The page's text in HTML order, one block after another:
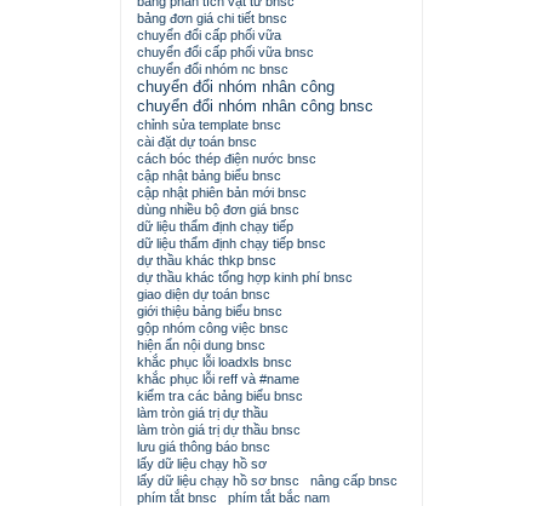
bảng đơn giá chi tiết bnsc
chuyển đổi cấp phối vữa
chuyển đổi cấp phối vữa bnsc
chuyển đổi nhóm nc bnsc
chuyển đổi nhóm nhân công
chuyển đổi nhóm nhân công bnsc
chỉnh sửa template bnsc
cài đặt dự toán bnsc
cách bóc thép điện nước bnsc
cập nhật bảng biểu bnsc
cập nhật phiên bản mới bnsc
dùng nhiều bộ đơn giá bnsc
dữ liệu thẩm định chạy tiếp
dữ liệu thẩm định chạy tiếp bnsc
dự thầu khác thkp bnsc
dự thầu khác tổng hợp kinh phí bnsc
giao diện dự toán bnsc
giới thiệu bảng biểu bnsc
gộp nhóm công việc bnsc
hiện ẩn nội dung bnsc
khắc phục lỗi loadxls bnsc
khắc phục lỗi reff và #name
kiểm tra các bảng biểu bnsc
làm tròn giá trị dự thầu
làm tròn giá trị dự thầu bnsc
lưu giá thông báo bnsc
lấy dữ liệu chạy hồ sơ
lấy dữ liệu chạy hồ sơ bnsc
nâng cấp bnsc
phím tắt bnsc
phím tắt bắc nam